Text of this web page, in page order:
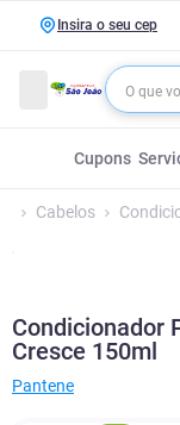
Insira o seu cep
Cupons
Cabelos
Condicionador
Cresce 150ml
Pantene